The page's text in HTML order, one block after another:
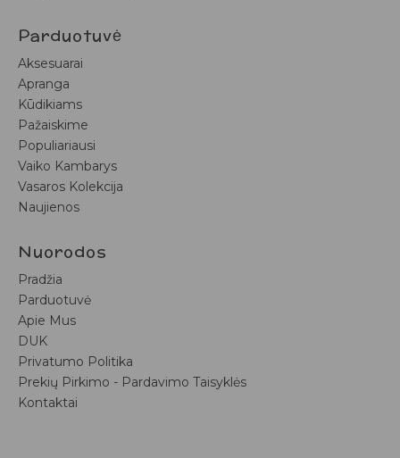
Parduotuvė
Aksesuarai
Apranga
Kūdikiams
Pažaiskime
Populiariausi
Vaiko Kambarys
Vasaros Kolekcija
Naujienos
Nuorodos
Pradžia
Parduotuvė
Apie Mus
DUK
Privatumo Politika
Prekių Pirkimo - Pardavimo Taisyklės
Kontaktai